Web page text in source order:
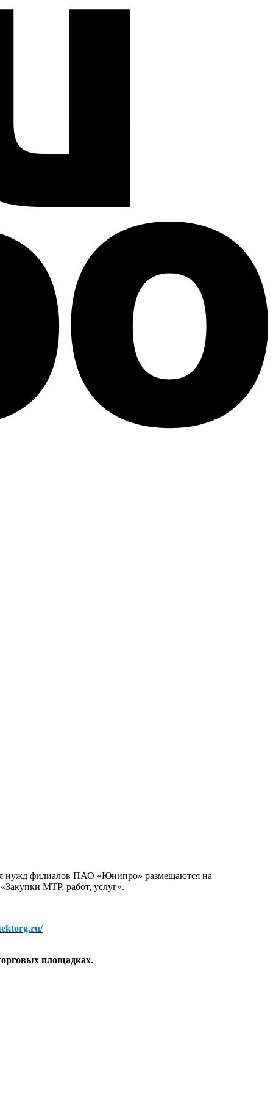
нужд филиалов ПАО «Юнипро» размещаются на
«Закупки МТР, работ, услуг».
площадках.